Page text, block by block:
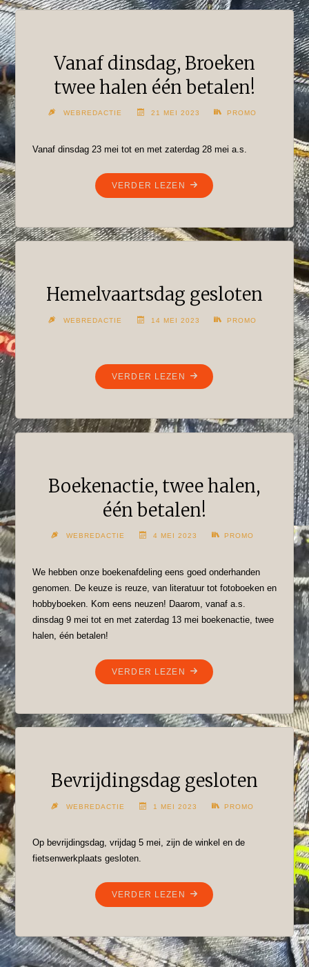
Vanaf dinsdag, Broeken
twee halen één betalen!
WEBREDACTIE 21 MEI 2023 PROMO
Vanaf dinsdag 23 mei tot en met zaterdag 28 mei a.s.
VERDER LEZEN
"VANAF
DINSDAG,
TWEE
Hemelvaartsdag gesloten
WEBREDACTIE 14 MEI 2023 PROMO
VERDER LEZEN
"HEMELVAARTSDAG
GESLOTEN"
Boekenactie, twee halen,
één betalen!
WEBREDACTIE 4 MEI 2023 PROMO
We hebben onze boekenafdeling eens goed onderhanden
genomen. De keuze is reuze, van literatuur tot fotoboeken en
hobbyboeken. Kom eens neuzen! Daarom, vanaf a.s.
dinsdag 9 mei tot en met zaterdag 13 mei boekenactie, twee
halen, één betalen!
VERDER LEZEN
"BOEKENACTIE,
TWEE
ÉÉN
Bevrijdingsdag gesloten
WEBREDACTIE 1 MEI 2023 PROMO
Op bevrijdingsdag, vrijdag 5 mei, zijn de winkel en de
fietsenwerkplaats gesloten.
VERDER LEZEN
"BEVRIJDINGSDAG
GESLOTEN"